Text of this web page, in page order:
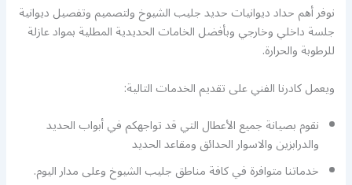
نوفر أهم حداد ديوانيات حديد جليب الشيوخ ولتصميم وتفصيل ديوانية
جلسة داخلي وخارجي وبأفضل الخامات الحديدية المطلية بمواد عازلة
للرطوبة والحرارة.
ويعمل كادرنا الفني على تقديم الخدمات التالية:
نقوم بصيانة جميع الأعطال التي قد تواجهكم في أبواب الحديد
والدرابزين والاسوار الحدائق ومقاعد الحديد
خدماتنا متوافرة في كافة مناطق جليب الشيوخ وعلى مدار اليوم.